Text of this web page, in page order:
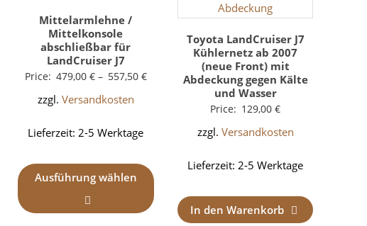
Mittelarmlehne /
Mittelkonsole
abschließbar für
LandCruiser J7
Price: 479,00 €– 557,50 €
zzgl. Versandkosten
Lieferzeit:2-5 Werktage
Ausführung wählen
Toyota LandCruiser J7
Kühlernetz ab 2007
(neue Front) mit
Abdeckung gegen Kälte
und Wasser
Price: 129,00€
zzgl. Versandkosten
Lieferzeit:2-5 Werktage
In den Warenkorb